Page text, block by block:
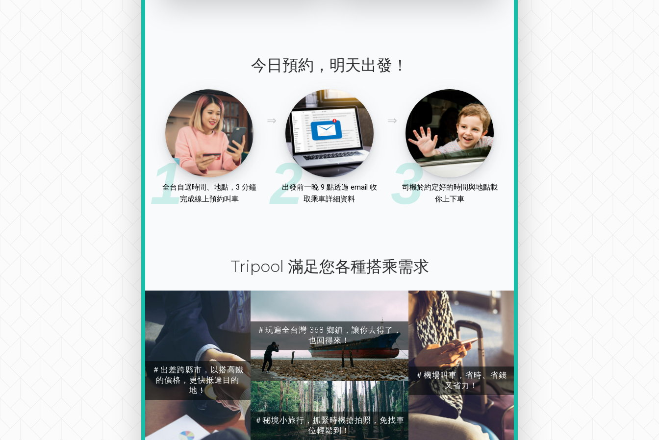
今日預約，明天出發！
1
全台自選時間、地點，3 分鐘
完成線上預約叫車
2
出發前一晚 9 點透過 email 收
取乘車詳細資料
3
司機於約定好的時間與地點載
你上下車
Tripool 滿足您各種搭乘需求
＃出差跨縣市，以搭高鐵
的價格，更快抵達目的
地！
＃玩遍全台灣 368 鄉鎮，讓你去得了，
也回得來！
＃秘境小旅行，抓緊時機搶拍照，免找車
位輕鬆到！
＃機場叫車，省時、省錢
又省力！